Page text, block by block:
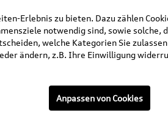
geöffnet
Erlebnis zu bieten. Dazu zählen
notwendig sind, sowie solche,
welche Kategorien Sie
ändern, z.B. Ihre Einwilligung
Anpassen von Cookies